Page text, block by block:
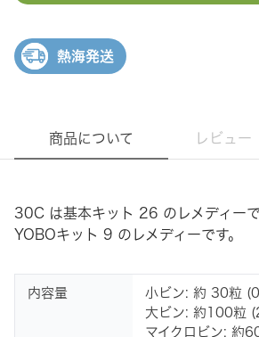
熱海発送
商品について レビュー
30C は基本キット 26 のレメディー
YOBOキット 9 のレメディーです。
内容量
小ビン: 約 30粒
大ビン: 約100粒
マイクロビン: 約